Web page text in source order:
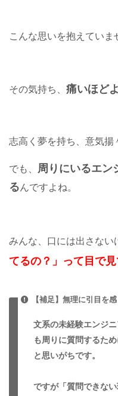
こんな思いを抱えていま
その気持ち、 痛いほど
志高く夢を持ち、意気揚
でも、
周りにいるエン
るんですよね。
みんな、口には出さない
てるの？」って目で
【補足】無理に引目を
文系の未経験エンジ
も周りに質問するた
と思いがちです。
ですが「質問できな